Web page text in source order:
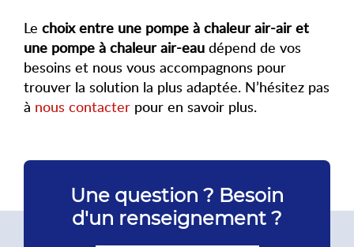
Le choix entre une pompe à chaleur air-air et
une pompe à chaleur air-eau dépend de vos
besoins et nous vous accompagnons pour
trouver la solution la plus adaptée. N’hésitez pas
à nous contacter pour en savoir plus.
Une question ? Besoin
d'un renseignement ?